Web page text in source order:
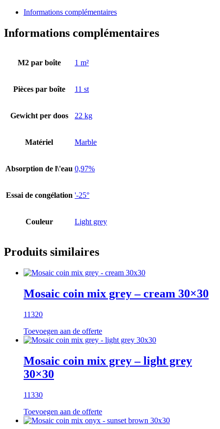
coin
grey
30x30
Informations complémentaires
Informations complémentaires
M2 par boîte 1 m²
Pièces par boîte 11 st
Gewicht per doos 22 kg
Matériel Marble
Absorption de l\'eau 0,97%
Essai de congélation '-25°
Couleur Light grey
Produits similaires
Mosaic coin mix grey – cream 30×30
11320
Toevoegen aan de offerte
Mosaic coin mix grey – light grey
30×30
11330
Toevoegen aan de offerte